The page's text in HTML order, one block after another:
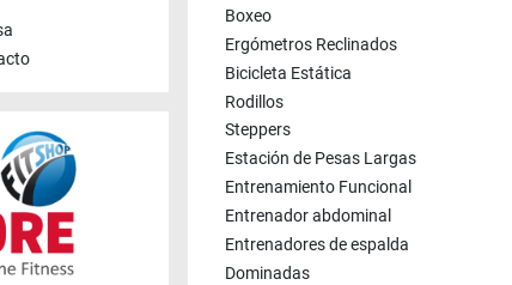
Boxeo
Ergómetros Reclinados
Bicicleta Estática
Rodillos
Steppers
Estación de Pesas Largas
Entrenamiento Funcional
Entrenador abdominal
Entrenadores de espalda
Dominadas